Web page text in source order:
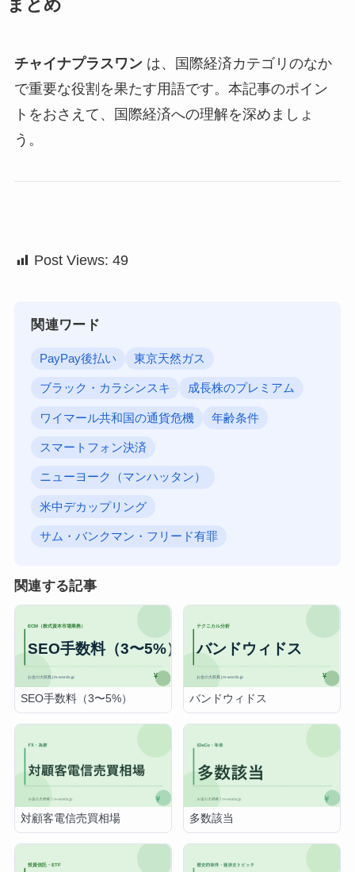
まとめ
チャイナプラスワンは、国際経済カテゴリのなか
で重要な役割を果たす用語です。本記事のポイン
トをおさえて、国際経済への理解を深めましょ
う。
Post Views: 49
関連ワード
PayPay後払い 東京天然ガス
ブラック・カラシンスキ 成長株のプレミアム
ワイマール共和国の通貨危機 年齢条件
スマートフォン決済
ニューヨーク（マンハッタン）
米中デカップリング
サム・バンクマン・フリード有罪
関連する記事
SEO手数料（3〜5%） バンドウィドス
対顧客電信売買相場 多数該当